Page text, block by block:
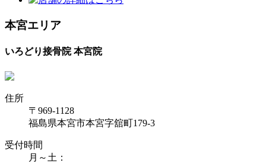
本宮エリア
いろどり接骨院 本宮院
住所
〒969-1128
福島県本宮市本宮字舘町179-3
受付時間
月～土：